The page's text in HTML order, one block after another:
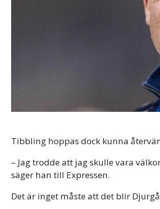
Tibbling hoppas dock kunna
– Jag trodde att jag skulle vara
säger han till Expressen.
Det är inget måste att det blir